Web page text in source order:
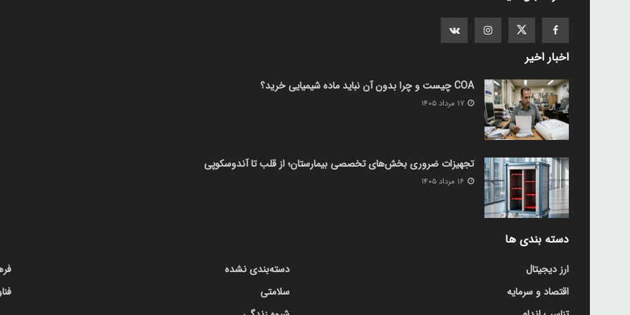
اخبار اخیر
COA چیست و چرا بدون آن نباید ماده شیمیایی خرید؟
تجهیزات ضروری بخش‌های تخصصی بیمارستان؛ از قلب تا آندوسکوپی
دسته بندی ها
ارز دیجیتال
اقتصاد و سرمایه
دسته‌بندی نشده
سلامتی